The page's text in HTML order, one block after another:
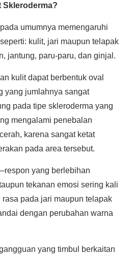
Skleroderma?
umumnya memengaruhi
kulit, jari maupun telapak
jantung, paru-paru, dan ginjal.
kulit dapat berbentuk oval
yang jumlahnya sangat
pada tipe skleroderma yang
mengalami penebalan
karena sangat ketat
pada area tersebut.
yang berlebihan
tekanan emosi sering kali
pada jari maupun telapak
dengan perubahan warna
yang timbul berkaitan